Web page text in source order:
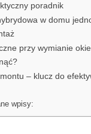
poradnik
w domu
przy wymianie
– klucz do
wpisy: